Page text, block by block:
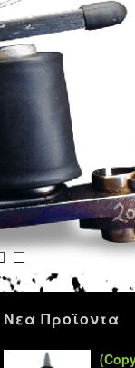
Νεα Προϊοντα